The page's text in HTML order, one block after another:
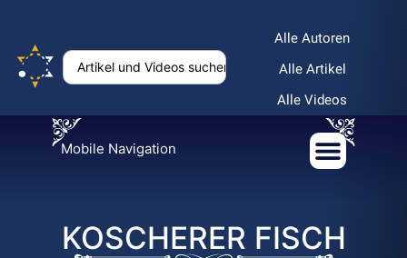
Alle Autoren
Alle Artikel
Alle Videos
Mobile Navigation
KOSCHERER FISCH